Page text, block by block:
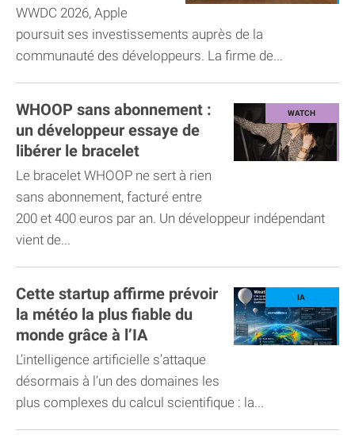
WWDC 2026, Apple
poursuit ses investissements auprès de la
communauté des développeurs. La firme de...
WHOOP sans abonnement :
un développeur essaye de
libérer le bracelet
Le bracelet WHOOP ne sert à rien
sans abonnement, facturé entre
200 et 400 euros par an. Un développeur indépendant
vient de...
Cette startup affirme prévoir
la météo la plus fiable du
monde grâce à l’IA
L’intelligence artificielle s’attaque
désormais à l’un des domaines les
plus complexes du calcul scientifique : la...